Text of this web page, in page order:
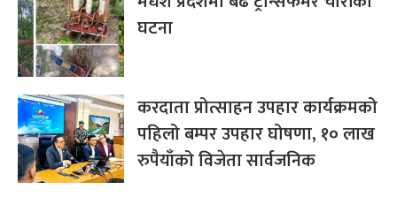
घटना
करदाता प्रोत्साहन उपहार कार्यक्रमको
पहिलो बम्पर उपहार घोषणा, १० लाख
रुपैयाँको विजेता सार्वजनिक